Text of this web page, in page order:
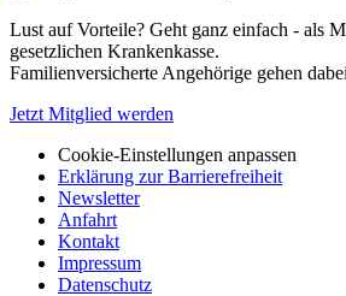
Lust auf Vorteile? Geht ganz einfach - als
gesetzlichen Krankenkasse.
Familienversicherte Angehörige gehen
Jetzt Mitglied werden
Cookie-Einstellungen anpassen
Erklärung zur Barrierefreiheit
Newsletter
Anfahrt
Kontakt
Impressum
Datenschutz